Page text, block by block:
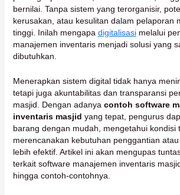
bernilai. Tanpa sistem yang terorganisir,
kerusakan, atau kesulitan dalam pelaporan
tinggi. Inilah mengapa digitalisasimelalui
manajemen inventaris menjadi solusi yang
dibutuhkan.
Menerapkan sistem digital tidak hanya
tetapi juga akuntabilitas dan transparansi
masjid. Dengan adanya contoh software
inventaris masjid yang tepat, pengurus
barang dengan mudah, mengetahui kondisi
merencanakan kebutuhan penggantian
lebih efektif. Artikel ini akan mengupas
terkait software manajemen inventaris
hingga contoh-contohnya.